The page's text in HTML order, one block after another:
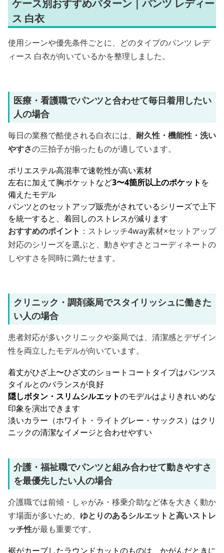
ケース別おすすめパターン｜パンツ レディー
ス 白衣
使用シーンや優先条件ごとに、どのタイプのパンツ レデ
ィース 白衣が向いているかを整理しました。
医療・看護職でパンツと合わせて毎日着用したい
人の場合
毎日の業務で酷使される白衣には、 耐久性・機能性・洗い
やすさの三拍子が揃ったものが適しています。
ポリエステル高混率で速乾性が高い素材
左右に加えて胸ポケットなど3〜4箇所以上のポケット を
備えたモデル
パンツとのセットアップ販売がされているシリーズで上下
を統一すると、着回しのストレスが減ります
おすすめのポイント ：ストレッチ4way素材×セットアップ
対応のシリーズを選ぶと、動きやすさとコーディネートの
しやすさを同時に満たせます。
クリニック・調剤薬局でスタイリッシュに働きた
い人の場合
患者対応が多いクリニックや薬局では、清潔感とデザイン
性を両立したモデルが向いています。
着丈がひざ上〜ひざ丈のショートコートタイプはパンツス
タイルとのバランスが良好
隠しボタン・スリムシルエットのモデルはよりきれいめな
印象を演出できます
淡いカラー（ホワイト・ライトグレー・サックス）はクリ
ニックの清潔なイメージと合わせやすい
介護・福祉職でパンツと組み合わせて動きやすさ
を最優先したい人の場合
介護職では前傾・しゃがみ・移乗介助など体を大きく動か
す場面が多いため、 ゆとりのあるシルエットと高いストレ
ッチ性が最も重要です。
裾がカーブしたラウンドカットのものは、かがんだときに